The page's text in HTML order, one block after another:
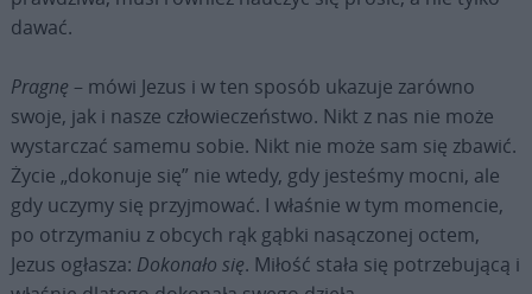
dawać.
Pragnę – mówi Jezus i w ten sposób ukazuje zarówno
swoje, jak i nasze człowieczeństwo. Nikt z nas nie może
wystarczać samemu sobie. Nikt nie może sam się zbawić.
Życie „dokonuje się” nie wtedy, gdy jesteśmy mocni, ale
gdy uczymy się przyjmować. I właśnie w tym momencie,
po otrzymaniu z obcych rąk gąbki nasączonej octem,
Jezus ogłasza: Dokonało się. Miłość stała się potrzebującą i